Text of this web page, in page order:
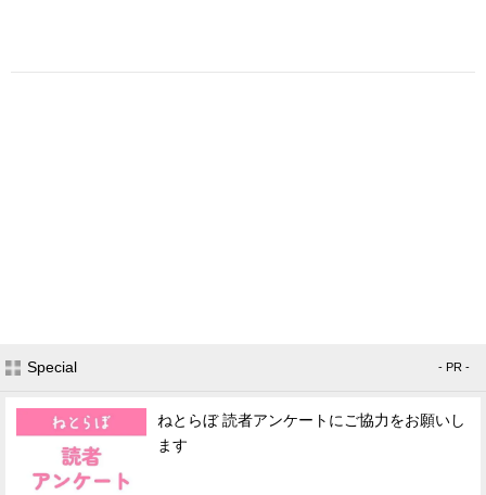
Special - PR -
ねとらぼ 読者アンケートにご協力をお願いし
ます